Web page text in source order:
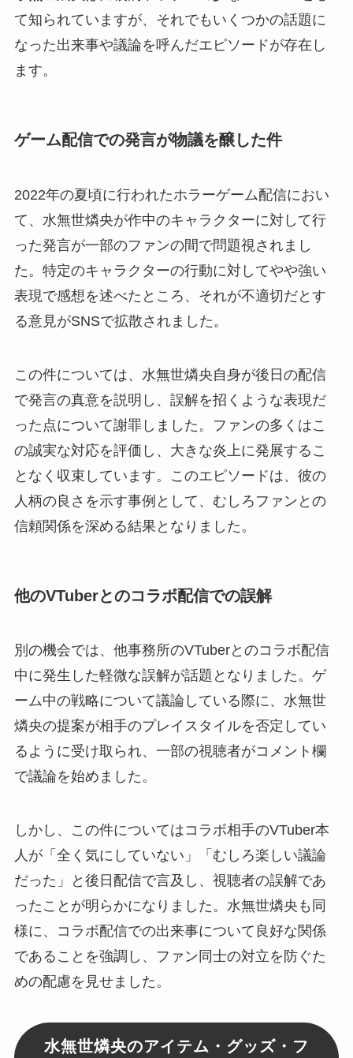
て知られていますが、それでもいくつかの話題に
なった出来事や議論を呼んだエピソードが存在し
ます。
ゲーム配信での発言が物議を醸した件
2022年の夏頃に行われたホラーゲーム配信におい
て、水無世燐央が作中のキャラクターに対して行
った発言が一部のファンの間で問題視されまし
た。特定のキャラクターの行動に対してやや強い
表現で感想を述べたところ、それが不適切だとす
る意見がSNSで拡散されました。
この件については、水無世燐央自身が後日の配信
で発言の真意を説明し、誤解を招くような表現だ
った点について謝罪しました。ファンの多くはこ
の誠実な対応を評価し、大きな炎上に発展するこ
となく収束しています。このエピソードは、彼の
人柄の良さを示す事例として、むしろファンとの
信頼関係を深める結果となりました。
他のVTuberとのコラボ配信での誤解
別の機会では、他事務所のVTuberとのコラボ配信
中に発生した軽微な誤解が話題となりました。ゲ
ーム中の戦略について議論している際に、水無世
燐央の提案が相手のプレイスタイルを否定してい
るように受け取られ、一部の視聴者がコメント欄
で議論を始めました。
しかし、この件についてはコラボ相手のVTuber本
人が「全く気にしていない」「むしろ楽しい議論
だった」と後日配信で言及し、視聴者の誤解であ
ったことが明らかになりました。水無世燐央も同
様に、コラボ配信での出来事について良好な関係
であることを強調し、ファン同士の対立を防ぐた
めの配慮を見せました。
水無世燐央のアイテム・グッズ・フ